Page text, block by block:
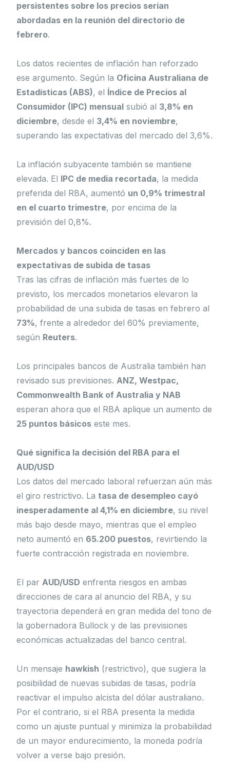
persistentes sobre los precios serían
abordadas en la reunión del directorio de
febrero.
Los datos recientes de inflación han reforzado
ese argumento. Según la Oficina Australiana de
Estadísticas (ABS), el Índice de Precios al
Consumidor (IPC) mensual subió al 3,8% en
diciembre, desde el 3,4% en noviembre,
superando las expectativas del mercado del 3,6%.
La inflación subyacente también se mantiene
elevada. El IPC de media recortada, la medida
preferida del RBA, aumentó un 0,9% trimestral
en el cuarto trimestre, por encima de la
previsión del 0,8%.
Mercados y bancos coinciden en las
expectativas de subida de tasas
Tras las cifras de inflación más fuertes de lo
previsto, los mercados monetarios elevaron la
probabilidad de una subida de tasas en febrero al
73%, frente a alrededor del 60% previamente,
según Reuters.
Los principales bancos de Australia también han
revisado sus previsiones.ANZ, Westpac,
Commonwealth Bank of Australia y NAB
esperan ahora que el RBA aplique un aumento de
25 puntos básicos este mes.
Qué significa la decisión del RBA para el
AUD/USD
Los datos del mercado laboral refuerzan aún más
el giro restrictivo. Latasa de desempleo cayó
inesperadamente al 4,1% en diciembre, su nivel
más bajo desde mayo, mientras que el empleo
neto aumentó en 65.200 puestos, revirtiendo la
fuerte contracción registrada en noviembre.
El parAUD/USD enfrenta riesgos en ambas
direcciones de cara al anuncio del RBA, y su
trayectoria dependerá en gran medida del tono de
la gobernadora Bullock y de las previsiones
económicas actualizadas del banco central.
Un mensaje hawkish (restrictivo), que sugiera la
posibilidad de nuevas subidas de tasas, podría
reactivar el impulso alcista del dólar australiano.
Por el contrario, si el RBA presenta la medida
como un ajuste puntual y minimiza la probabilidad
de un mayor endurecimiento, la moneda podría
volver a verse bajo presión.